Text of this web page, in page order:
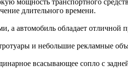
длительного времени.
а автомобиль обладает отличной
и небольшие рекламные
всасывающее сопло с